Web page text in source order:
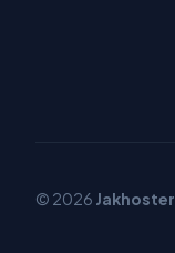
© 2026 Jakhoster